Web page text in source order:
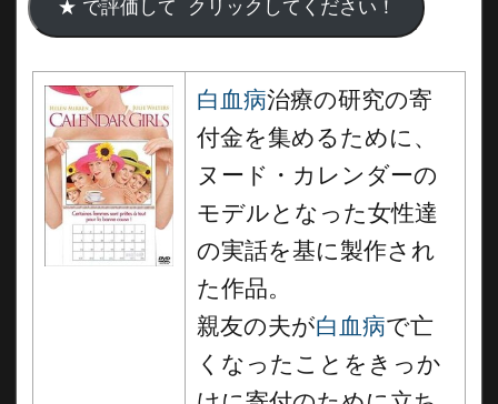
白血病治療の研究の寄
付金を集めるために、
ヌード・カレンダーの
モデルとなった女性達
の実話を基に製作され
た作品。
親友の夫が白血病で亡
くなったことをきっか